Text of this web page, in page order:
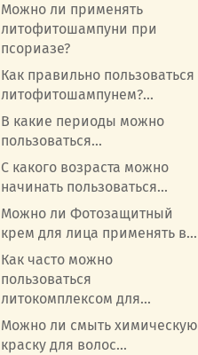
Можно ли применять
литофитошампуни при
псориазе?
Как правильно пользоваться
литофитошампунем?...
В какие периоды можно
пользоваться...
С какого возраста можно
начинать пользоваться...
Можно ли Фотозащитный
крем для лица применять в...
Как часто можно
пользоваться
литокомплексом для...
Можно ли смыть химическую
краску для волос...